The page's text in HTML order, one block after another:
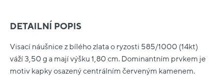
DETAILNÍ POPIS
Visací náušnice z bílého zlata o ryzosti 585/1000 (14kt)
váží 3,50 g a mají výšku 1,80 cm. Dominantním prvkem je
motiv kapky osazený centrálním červeným kamenem.